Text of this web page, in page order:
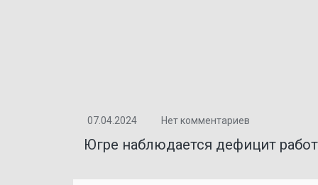
07.04.2024 Нет комментариев
Югре наблюдается дефицит